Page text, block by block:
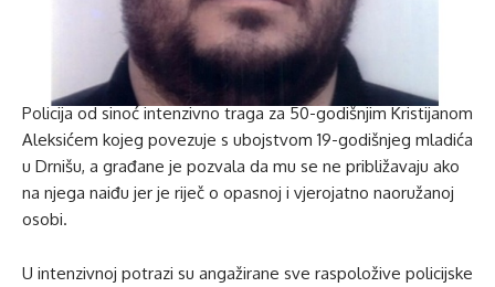
Policija od sinoć intenzivno traga za 50-godišnjim Kristijanom
Aleksićem kojeg povezuje s ubojstvom 19-godišnjeg mladića
u Drnišu, a građane je pozvala da mu se ne približavaju ako
na njega naiđu jer je riječ o opasnoj i vjerojatno naoružanoj
osobi.
U intenzivnoj potrazi su angažirane sve raspoložive policijske